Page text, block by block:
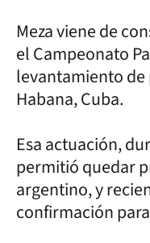
Meza viene de
el Campeonato
levantamiento de
Habana, Cuba.
Esa actuación,
permitió quedar
argentino, y
confirmación